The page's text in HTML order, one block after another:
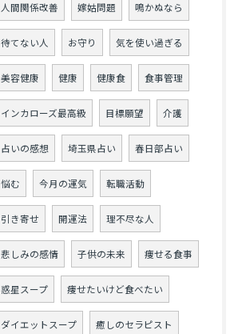
人間関係改善 嫁姑問題 鳴かぬなら
待てない人 お守り 気を使い過ぎる
美容健康 健康 健康食 食事管理
インカローズ最高級 目標願望 介護
占いの感想 埼玉県占い 春日部占い
悩む 今月の運気 転職活動
引き寄せ 開運法 理不尽な人
悲しみの感情 子供の未来 痩せる食事
惑星スープ 痩せたいけど食べたい
ダイエットスープ 癒しのセラピスト